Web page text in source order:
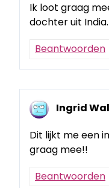
Ik loot graag
dochter uit India.
Beantwoorden
Ingrid
Dit lijkt me een
graag mee!!
Beantwoorden